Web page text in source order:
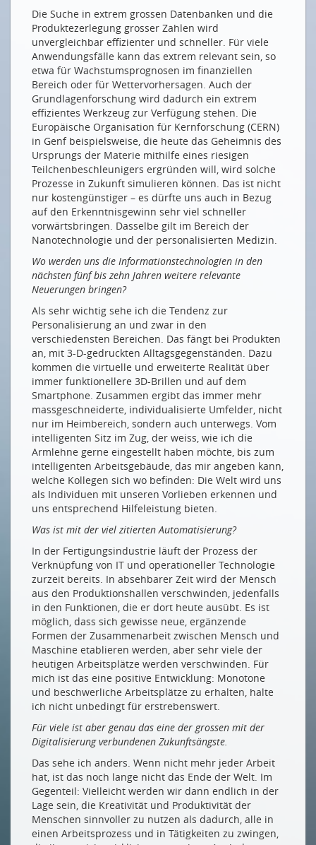
NEUE MITGLIEDER
TELESTE Network Services SA
ENGIE Services AG
Drucken
Impressum
Die Suche in extrem grossen Datenbanken und die
Produktezerlegung grosser Zahlen wird
unvergleichbar effizienter und schneller. Für viele
Anwendungsfälle kann das extrem relevant sein, so
etwa für Wachstumsprognosen im finanziellen
Bereich oder für Wettervorhersagen. Auch der
Grundlagenforschung wird dadurch ein extrem
effizientes Werkzeug zur Verfügung stehen. Die
Europäische Organisation für Kernforschung (CERN)
in Genf beispielsweise, die heute das Geheimnis des
Ursprungs der Materie mithilfe eines riesigen
Teilchenbeschleunigers ergründen will, wird solche
Prozesse in Zukunft simulieren können. Das ist nicht
nur kostengünstiger – es dürfte uns auch in Bezug
auf den Erkenntnisgewinn sehr viel schneller
vorwärtsbringen. Dasselbe gilt im Bereich der
Nanotechnologie und der personalisierten Medizin.
Wo werden uns die Informationstechnologien in den
nächsten fünf bis zehn Jahren weitere relevante
Neuerungen bringen?
Als sehr wichtig sehe ich die Tendenz zur
Personalisierung an und zwar in den
verschiedensten Bereichen. Das fängt bei Produkten
an, mit 3-D-gedruckten Alltagsgegenständen. Dazu
kommen die virtuelle und erweiterte Realität über
immer funktionellere 3D-Brillen und auf dem
Smartphone. Zusammen ergibt das immer mehr
massgeschneiderte, individualisierte Umfelder, nicht
nur im Heimbereich, sondern auch unterwegs. Vom
intelligenten Sitz im Zug, der weiss, wie ich die
Armlehne gerne eingestellt haben möchte, bis zum
intelligenten Arbeitsgebäude, das mir angeben kann,
welche Kollegen sich wo befinden: Die Welt wird uns
als Individuen mit unseren Vorlieben erkennen und
uns entsprechend Hilfeleistung bieten.
Was ist mit der viel zitierten Automatisierung?
In der Fertigungsindustrie läuft der Prozess der
Verknüpfung von IT und operationeller Technologie
zurzeit bereits. In absehbarer Zeit wird der Mensch
aus den Produktionshallen verschwinden, jedenfalls
in den Funktionen, die er dort heute ausübt. Es ist
möglich, dass sich gewisse neue, ergänzende
Formen der Zusammenarbeit zwischen Mensch und
Maschine etablieren werden, aber sehr viele der
heutigen Arbeitsplätze werden verschwinden. Für
mich ist das eine positive Entwicklung: Monotone
und beschwerliche Arbeitsplätze zu erhalten, halte
ich nicht unbedingt für erstrebenswert.
Für viele ist aber genau das eine der grossen mit der
Digitalisierung verbundenen Zukunftsängste.
Das sehe ich anders. Wenn nicht mehr jeder Arbeit
hat, ist das noch lange nicht das Ende der Welt. Im
Gegenteil: Vielleicht werden wir dann endlich in der
Lage sein, die Kreativität und Produktivität der
Menschen sinnvoller zu nutzen als dadurch, alle in
einen Arbeitsprozess und in Tätigkeiten zu zwingen,